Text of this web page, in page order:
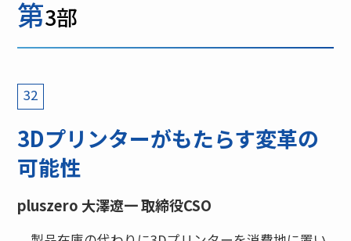
第3部
32
3Dプリンターがもたらす変革の
可能性
pluszero 大澤遼一 取締役CSO